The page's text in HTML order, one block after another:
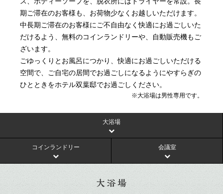
期ご滞在のお客様も、お荷物少なくお越しいただけます。
中長期ご滞在のお客様にご不自由なく快適にお過ごしいた
だけるよう、無料のコインランドリーや、自動販売機もご
ざいます。
ごゆっくりとお風呂につかり、快適にお過ごしいただける
空間で、ご自宅の居間でお過ごしになるようにやすらぎの
ひとときをホテル双葉邸でお過ごしください。
※大浴場は男性専用です。
大浴場
コインランドリー 会議室
大浴場